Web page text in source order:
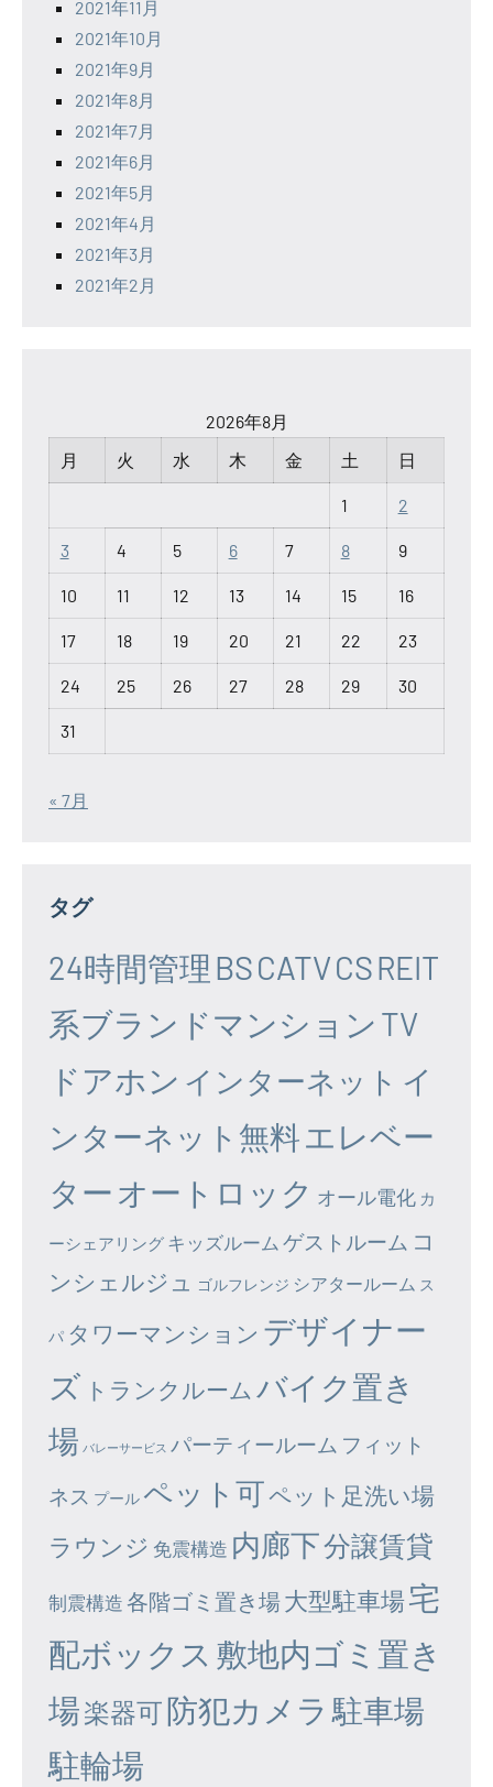
2021年11月
2021年10月
2021年9月
2021年8月
2021年7月
2021年6月
2021年5月
2021年4月
2021年3月
2021年2月
2026年8月
月
火 水 木 金 土 日
1 2
3 4 5 6 7 8 9
10 11 12 13 14 15 16
17 18 19 20 21 22 23
24 25 26 27 28 29 30
31
« 7月
タグ
24時間管理 BSCATVCSREIT
系ブランドマンション TV
ドアホン インターネット イ
ンターネット無料エレベー
ター オートロック オール電化 カ
ーシェアリング キッズルーム ゲストルーム コ
ンシェルジュ
ゴルフレンジ シアタールーム ス
パ タワーマンション デザイナー
ズ トランクルーム バイク置き
場 バレーサービス パーティールーム フィット
ネス プール ペット可ペット足洗い場
ラウンジ 免震構造 内廊下分譲賃貸
制震構造 各階ゴミ置き場大型駐車場宅
配ボックス 敷地内ゴミ置き
場楽器可防犯カメラ 駐車場
駐輪場